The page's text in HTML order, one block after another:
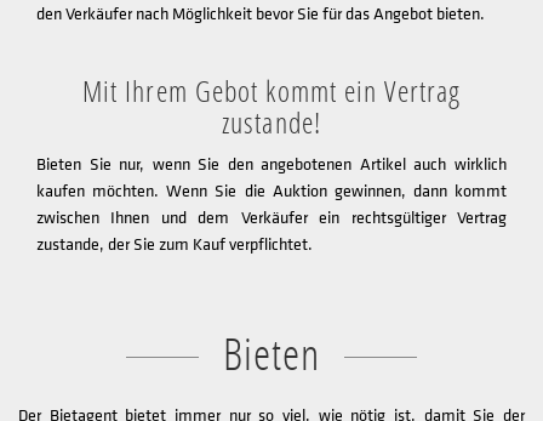
den Verkäufer nach Möglichkeit bevor Sie für das Angebot bieten.
Mit Ihrem Gebot kommt ein Vertrag
zustande!
Bieten Sie nur, wenn Sie den angebotenen Artikel auch wirklich
kaufen möchten. Wenn Sie die Auktion gewinnen, dann kommt
zwischen Ihnen und dem Verkäufer ein rechtsgültiger Vertrag
zustande, der Sie zum Kauf verpflichtet.
Bieten
Der Bietagent bietet immer nur so viel, wie nötig ist, damit Sie der